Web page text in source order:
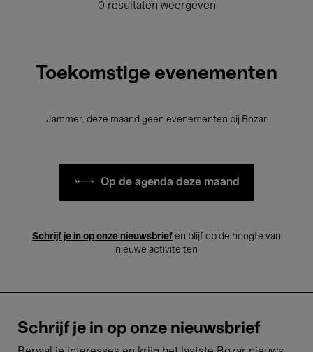
0 resultaten weergeven
Toekomstige evenementen
Jammer, deze maand geen evenementen bij Bozar
Op de agenda deze maand
Schrijf je in op onze nieuwsbrief en blijf op de hoogte van
nieuwe activiteiten
Schrijf je in op onze nieuwsbrief